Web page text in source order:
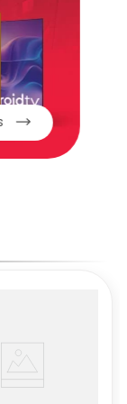
de
a
que
la
se
desde
y un